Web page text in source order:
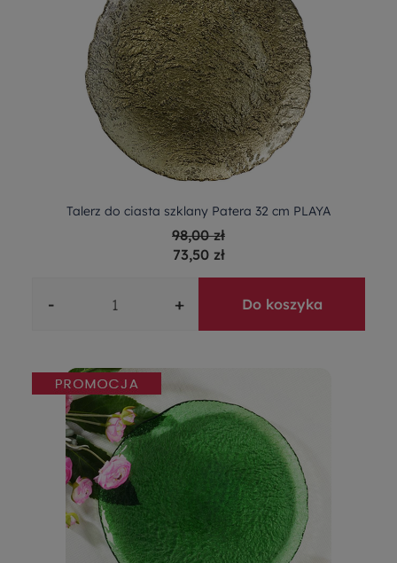
Talerz do ciasta szklany Patera 32 cm PLAYA
98,00 zł
73,50 zł
- + Do koszyka